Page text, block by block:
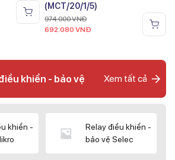
(MCT/20/1/5)
974.000VNĐ
692.080 VNĐ
khiển - bảo vệ Xem tất cả
khiển -
Relay điều khiển -
bảo vệ Selec